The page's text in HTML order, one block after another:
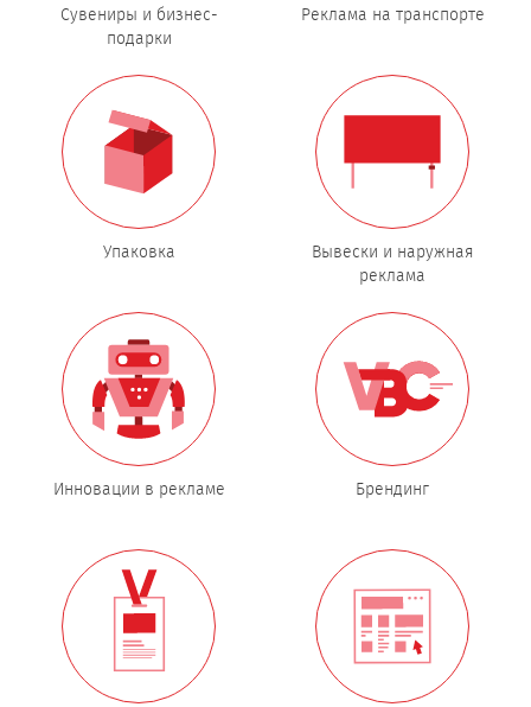
Сувениры и бизнес-
подарки
Реклама на транспорте
Упаковка
Вывески и наружная
реклама
Инновации в рекламе Брендинг